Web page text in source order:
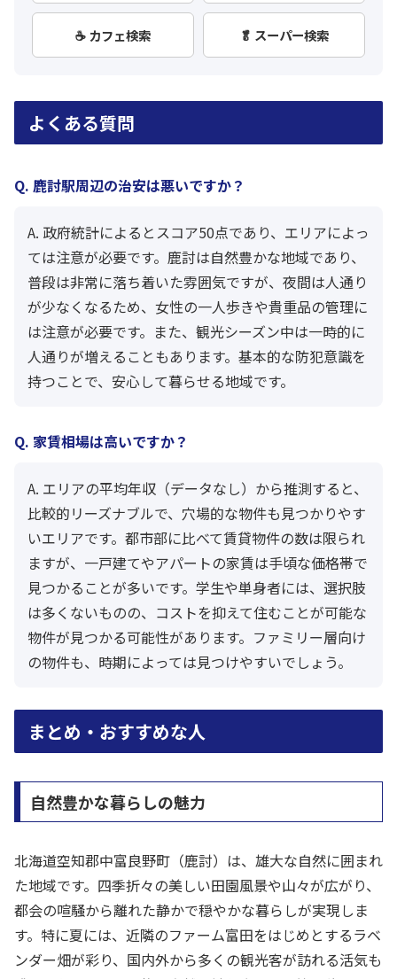
☕ カフェ検索 🥬 スーパー検索
よくある質問
Q. 鹿討駅周辺の治安は悪いですか？
A. 政府統計によるとスコア50点であり、エリアによっ
ては注意が必要です。鹿討は自然豊かな地域であり、
普段は非常に落ち着いた雰囲気ですが、夜間は人通り
が少なくなるため、女性の一人歩きや貴重品の管理に
は注意が必要です。また、観光シーズン中は一時的に
人通りが増えることもあります。基本的な防犯意識を
持つことで、安心して暮らせる地域です。
Q. 家賃相場は高いですか？
A. エリアの平均年収（データなし）から推測すると、
比較的リーズナブルで、穴場的な物件も見つかりやす
いエリアです。都市部に比べて賃貸物件の数は限られ
ますが、一戸建てやアパートの家賃は手頃な価格帯で
見つかることが多いです。学生や単身者には、選択肢
は多くないものの、コストを抑えて住むことが可能な
物件が見つかる可能性があります。ファミリー層向け
の物件も、時期によっては見つけやすいでしょう。
まとめ・おすすめな人
自然豊かな暮らしの魅力
北海道空知郡中富良野町（鹿討）は、雄大な自然に囲まれ
た地域です。四季折々の美しい田園風景や山々が広がり、
都会の喧騒から離れた静かで穏やかな暮らしが実現しま
す。特に夏には、近隣のファーム富田をはじめとするラベ
ンダー畑が彩り、国内外から多くの観光客が訪れる活気も